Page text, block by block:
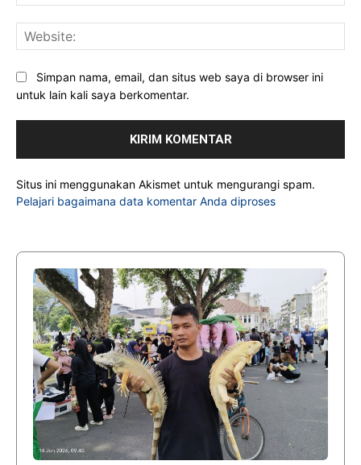
Simpan nama, email, dan situs web saya di browser ini
untuk lain kali saya berkomentar.
Situs ini menggunakan Akismet untuk mengurangi spam.
Pelajari bagaimana data komentar Anda diproses